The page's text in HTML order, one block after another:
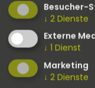
ALLES ÜBER
SOLAR LIGHTING
Mehr dazu
Besucher-
↓ 2 Dienste
Externe
↓ 1 Dienst
Marketing
↓ 2 Dienste